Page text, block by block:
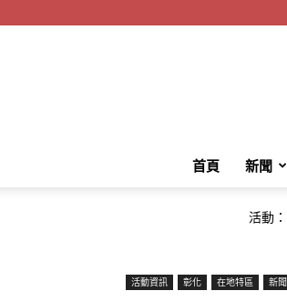
首頁 新聞
活動：
活動資訊 彰化 在地特區 新聞